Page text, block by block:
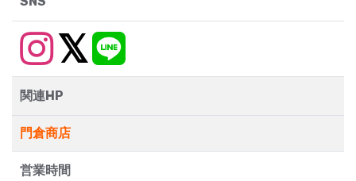
関連HP
門倉商店
営業時間